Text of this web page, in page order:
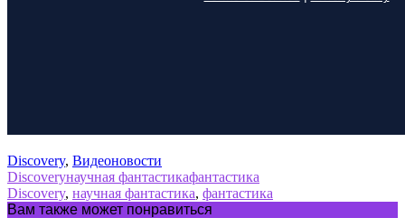
Discovery, Видеоновости
Discoveryнаучная фантастикафантастика
Discovery, научная фантастика, фантастика
Вам также может понравиться